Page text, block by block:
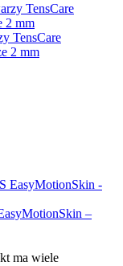
TensCare
2 mm
–
ma wiele